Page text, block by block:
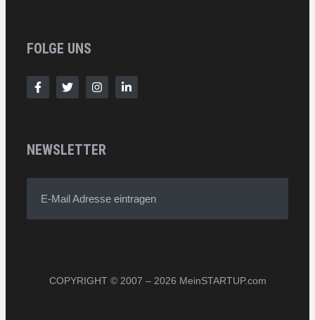
FOLGE UNS
NEWSLETTER
E-Mail Adresse eintragen
COPYRIGHT © 2007 – 2026 MeinSTARTUP.com